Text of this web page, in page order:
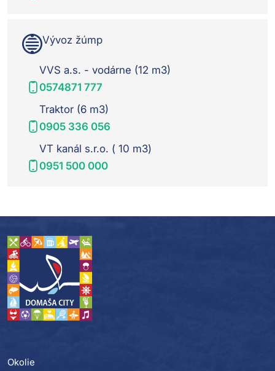
Vývoz žúmp
VVS a.s. - vodárne (12 m3)
0574871 777
Traktor (6 m3)
0905 336 056
VT kanál s.r.o. ( 10 m3)
0951 500 000
Okolie